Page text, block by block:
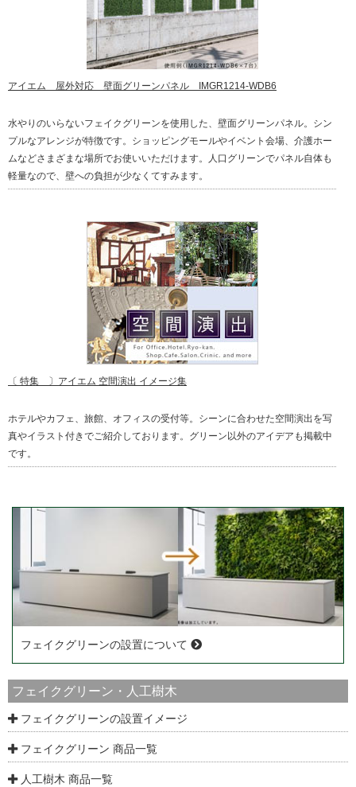
アイエム 屋外対応 壁面グリーンパネル IMGR1214-WDB6
水やりのいらないフェイクグリーンを使用した、壁面グリーンパネル。シン
プルなアレンジが特徴です。ショッピングモールやイベント会場、介護ホー
ムなどさまざまな場所でお使いいただけます。人口グリーンでパネル自体も
軽量なので、壁への負担が少なくてすみます。
〔 特集 〕アイエム 空間演出 イメージ集
ホテルやカフェ、旅館、オフィスの受付等。シーンに合わせた空間演出を写
真やイラスト付きでご紹介しております。グリーン以外のアイデアも掲載中
です。
フェイクグリーンの設置について
フェイクグリーン・人工樹木
フェイクグリーンの設置イメージ
フェイクグリーン 商品一覧
人工樹木 商品一覧